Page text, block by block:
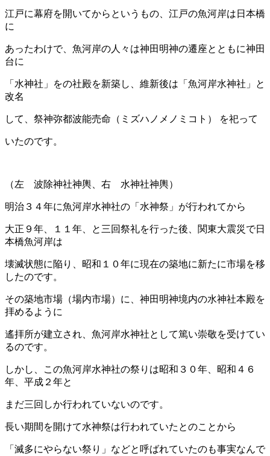
江戸に幕府を開いてからというもの、江戸の魚河岸は日本橋
に
あったわけで、魚河岸の人々は神田明神の遷座とともに神田
台に
「水神社」をの社殿を新築し、維新後は「魚河岸水神社」と
改名
して、祭神弥都波能売命（ミズハノメノミコト） を祀って
いたのです。
（左 波除神社神輿、右 水神社神輿）
明治３４年に魚河岸水神社の「水神祭」が行われてから
大正９年、１１年、と三回祭礼を行った後、関東大震災で日
本橋魚河岸は
壊滅状態に陥り、昭和１０年に現在の築地に新たに市場を移
したのです。
その築地市場（場内市場）に、神田明神境内の水神社本殿を
拝めるように
遙拝所が建立され、魚河岸水神社として篤い崇敬を受けてい
るのです。
しかし、この魚河岸水神社の祭りは昭和３０年、昭和４６
年、平成２年と
まだ三回しか行われていないのです。
長い期間を開けて水神祭は行われていたとのことから
「滅多にやらない祭り」などと呼ばれていたのも事実なんで